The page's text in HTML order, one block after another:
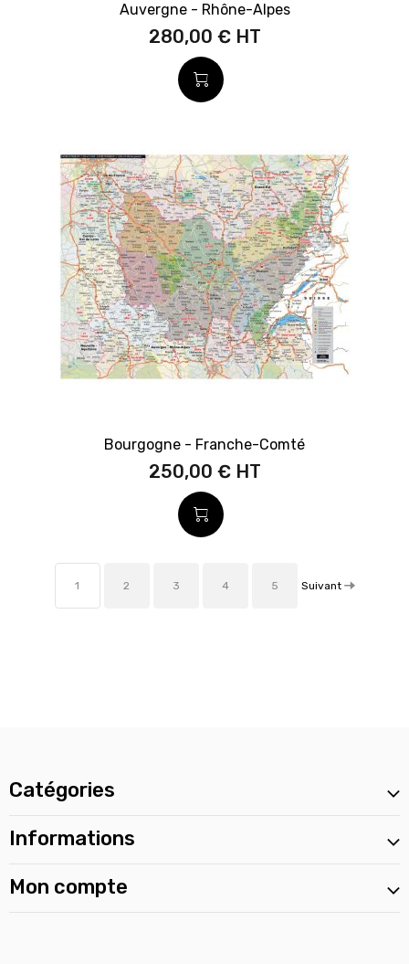
Auvergne - Rhône-Alpes
280,00 €
Bourgogne - Franche-Comté
250,00 €
1 2 3 4 5 Suivant
Catégories
Informations
Mon compte